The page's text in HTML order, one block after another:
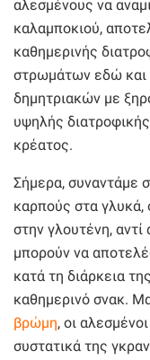
αλεσμένους να
καλαμποκιού,
καθημερινής
στρωμάτων εδώ και
δημητριακών με
υψηλής
κρέατος.
Σήμερα, συναντάμε
καρπούς στα γλυκά,
στην γλουτένη,
μπορούν να
κατά τη διάρκεια
καθημερινό σνακ.
βρώμη, οι
συστατικά της